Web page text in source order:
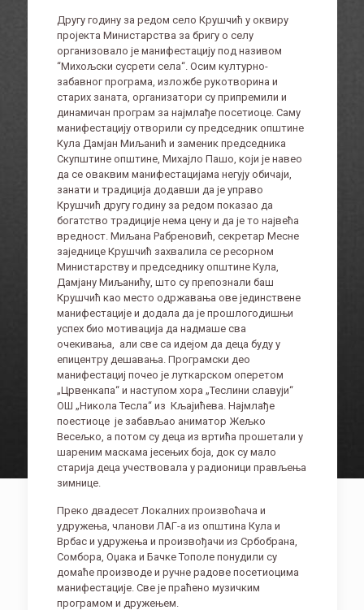
Другу годину за редом село Крушчић у оквиру
пројекта Министарства за бригу о селу
организовало је манифестацију под називом
“Михољски сусрети села“. Осим културно-
забавног програма, изложбе рукотворина и
старих заната, организатори су припремили и
динамичан програм за најмлађе посетиоце. Саму
манифестацију отворили су председник општине
Кула Дамјан Миљанић и заменик председника
Скупштине општине, Михајло Пашо, који је навео
да се оваквим манифестацијама негују обичаји,
занати и традиција додавши да је управо
Крушчић другу годину за редом показао да
богатство традиције нема цену и да је то највећа
вредност. Миљана Рабреновић, секретар Месне
заједнице Крушчић захвалила се ресорном
Министарству и председнику општине Кула,
Дамјану Миљанићу, што су препознали баш
Крушчић као место одржавања ове јединствене
манифестације и додала да је прошлогодишњи
успех био мотивација да надмаше сва
очекивања, али све са идејом да деца буду у
епицентру дешавања. Програмски део
манифестациј почео је луткарском оперетом
„Црвенкапа“ и наступом хора „Теслини славуји“
ОШ „Никола Тесла“ из Кљајићева. Најмлађе
поестиоце је забављао аниматор Жељко
Весељко, а потом су деца из вртића прошетали у
шареним маскама јесењих боја, док су мало
старија деца учествовала у радионици прављења
зимнице.
Преко двадесет Локалних произвоћача и
удружења, чланови ЛАГ-а из општина Кула и
Врбас и удружења и произвођачи из Србобрана,
Сомбора, Оџака и Бачке Тополе понудили су
домаће производе и ручне радове посетиоцима
манифестације. Све је праћено музичким
програмом и дружењем.